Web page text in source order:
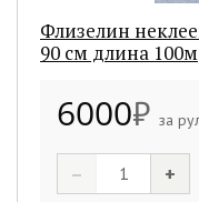
Флизелин
90 см длина 100м
6000₽ за
– +